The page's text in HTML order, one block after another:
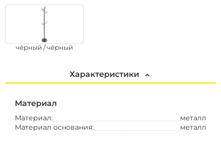
чёрный / чёрный
Характеристики
Материал
Материал:
металл
Материал основания:
металл